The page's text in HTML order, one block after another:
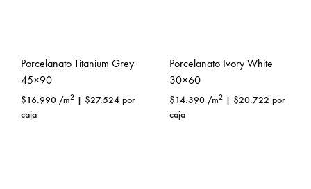
Porcelanato Titanium Grey
45×90
$16.990 /m2 | $27.524 por
caja
Porcelanato Ivory White
30×60
$14.390 /m2 | $20.722 por
caja